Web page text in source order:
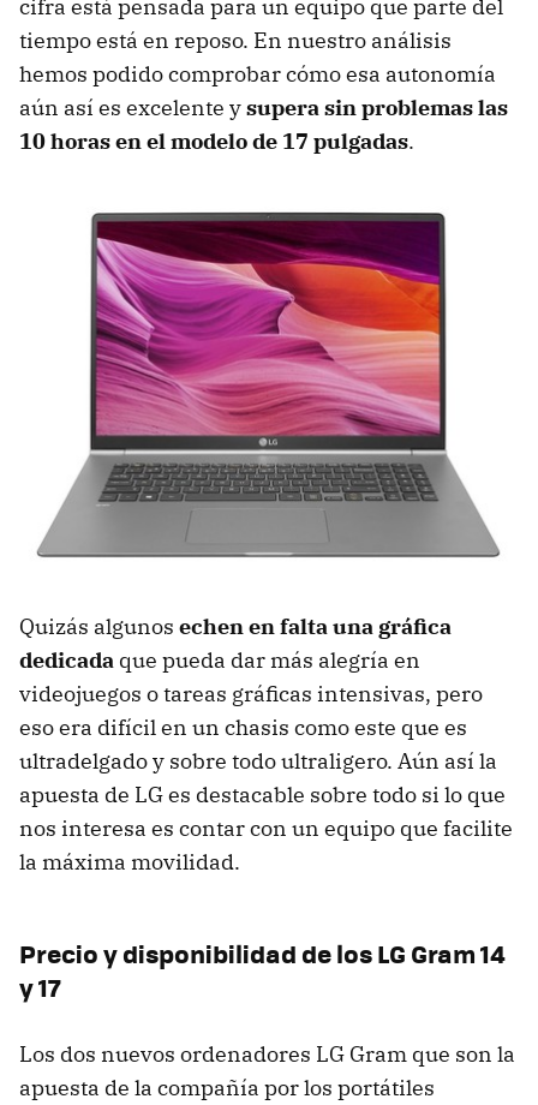
cifra está pensada para un equipo que parte del
tiempo está en reposo. En nuestro análisis
hemos podido comprobar cómo esa autonomía
aún así es excelente ysupera sin problemas las
10 horas en el modelo de 17 pulgadas.
Quizás algunos echen en falta una gráfica
dedicada que pueda dar más alegría en
videojuegos o tareas gráficas intensivas, pero
eso era difícil en un chasis como este que es
ultradelgado y sobre todo ultraligero. Aún así la
apuesta de LG es destacable sobre todo si lo que
nos interesa es contar con un equipo que facilite
la máxima movilidad.
Precio y disponibilidad de los LG Gram 14
y 17
Los dos nuevos ordenadores LG Gram que son la
apuesta de la compañía por los portátiles